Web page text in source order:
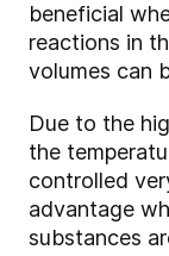
beneficial
reactions in
volumes can
Due to the
the
controlled
advantage
substances